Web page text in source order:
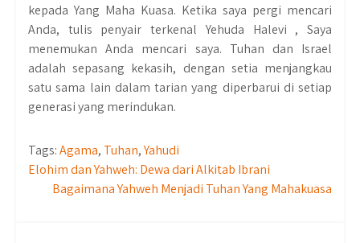
kepada Yang Maha Kuasa. Ketika saya pergi mencari
Anda, tulis penyair terkenal Yehuda Halevi , Saya
menemukan Anda mencari saya. Tuhan dan Israel
adalah sepasang kekasih, dengan setia menjangkau
satu sama lain dalam tarian yang diperbarui di setiap
generasi yang merindukan.
Tags:Agama, Tuhan,Yahudi
Post
navigation
Elohim dan Yahweh: Dewa dari Alkitab Ibrani
Bagaimana Yahweh Menjadi Tuhan Yang Mahakuasa